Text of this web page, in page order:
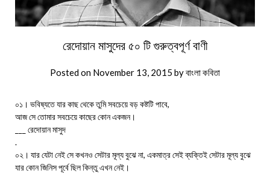
রেদোয়ান মাসুদের ৫০ টি গুরুত্বপূর্ণ বাণী
Posted on November 13, 2015 byবাংলা কবিতা
০১। ভবিষ্যতে যার কাছ থেকে তুমি সবচেয়ে বড় কষ্টটি পাবে,
আজ সে তোমার সবচেয়ে কাছের কোন একজন।
___ রেদোয়ান মাসুদ
.
০২। যার যেটা নেই সে কখনও সেটার মূল্য বুঝে না, একমাত্র সেই ব্যক্তিই সেটার মূল্য বুঝে
যার কোন জিনিস পূর্বে ছিল কিন্তু এখন নেই।